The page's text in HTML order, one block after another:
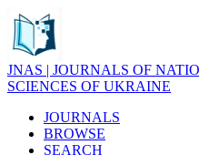
JNAS | JOURNALS OF
SCIENCES OF UKRAINE
JOURNALS
BROWSE
SEARCH